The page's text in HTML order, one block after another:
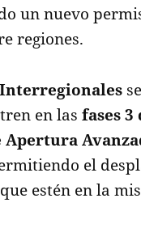
un nuevo
regiones.
en lasfases 3
el
estén en la